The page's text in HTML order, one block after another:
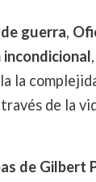
guerra,
incondicional
la
de la
de Gilbert